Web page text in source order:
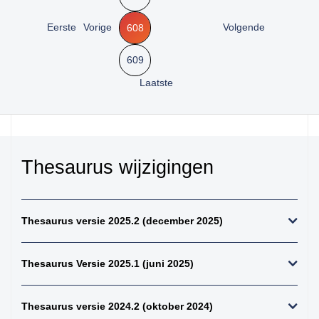
26. nier en
30. alle papillair
31. alle metastasen
niet pappilair
urotheelcelcarcinoom
32. alle metastasen
33. alle primaire
Eerste Vorige 608
609
Volgende
Laatste
Thesaurus wijzigingen
Thesaurus versie 2025.2 (december 2025)
Thesaurus Versie 2025.1 (juni 2025)
Thesaurus versie 2024.2 (oktober 2024)